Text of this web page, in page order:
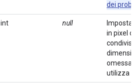
dei
int null
Imposta
in pixel
omessa,
utilizza